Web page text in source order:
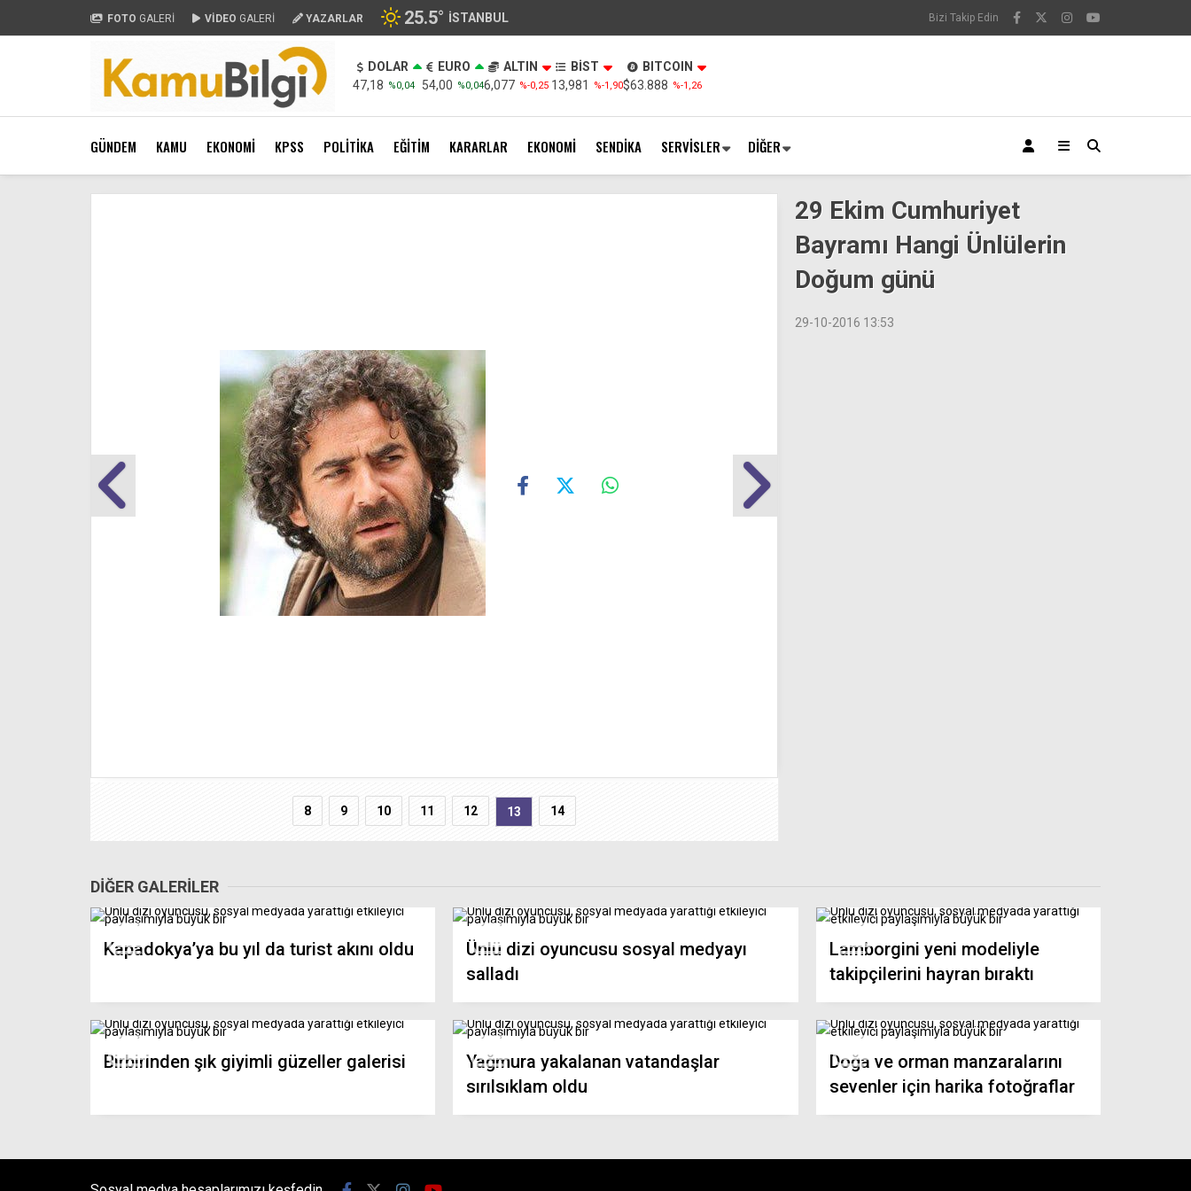
FOTO GALERİ VİDEO GALERİ YAZARLAR 25.5° İSTANBUL Bizi Takip Edin
DOLAR
47,18 %0,04
EURO
54,00 %0,04
ALTIN
6,077 %-0,25
BİST
13,981
%-1,90
BITCOIN
$63.888 %-1,26
GÜNDEM KAMU EKONOMİ KPSS POLİTİKA EĞİTİM KARARLAR EKONOMİ SENDİKA SERVİSLER DİĞER
8 9 10 11 12 13 14
29 Ekim Cumhuriyet
Bayramı Hangi Ünlülerin
Doğum günü
29-10-2016 13:53
DİĞER GALERİLER
Kapadokya’ya bu yıl da turist akını oldu
Ünlü dizi oyuncusu sosyal medyayı
salladı
Lamborgini yeni modeliyle
takipçilerini hayran bıraktı
Birbirinden şık giyimli güzeller galerisi
Yağmura yakalanan vatandaşlar
sırılsıklam oldu
Doğa ve orman manzaralarını
sevenler için harika fotoğraflar